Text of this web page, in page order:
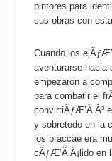
pintores para
sus obras con
Cuando los
aventurarse hacia
empezaron a
para combatir el
convirtiÃƒÆ’Ã‚Â³
y sobretodo en la
los braccae era
cÃƒÆ’Ã‚Â¡lido en